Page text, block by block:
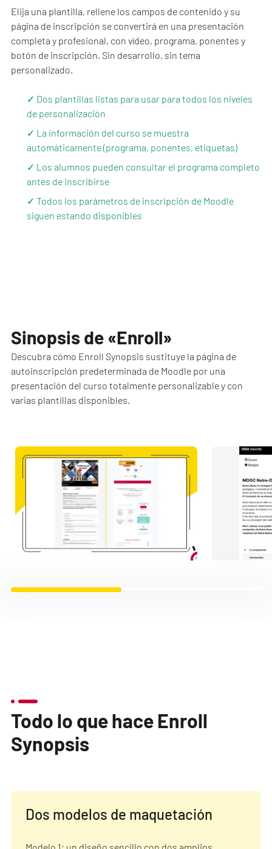
Elija una plantilla, rellene los campos de contenido y su
página de inscripción se convertirá en una presentación
completa y profesional, con vídeo, programa, ponentes y
botón de inscripción. Sin desarrollo, sin tema
personalizado.
✓ Dos plantillas listas para usar para todos los niveles
de personalización
✓ La información del curso se muestra
automáticamente (programa, ponentes, etiquetas)
✓ Los alumnos pueden consultar el programa completo
antes de inscribirse
✓ Todos los parámetros de inscripción de Moodle
siguen estando disponibles
Sinopsis de «Enroll»
Descubra cómo Enroll Synopsis sustituye la página de
autoinscripción predeterminada de Moodle por una
presentación del curso totalmente personalizable y con
varias plantillas disponibles.
Todo lo que hace Enroll
Synopsis
Dos modelos de maquetación